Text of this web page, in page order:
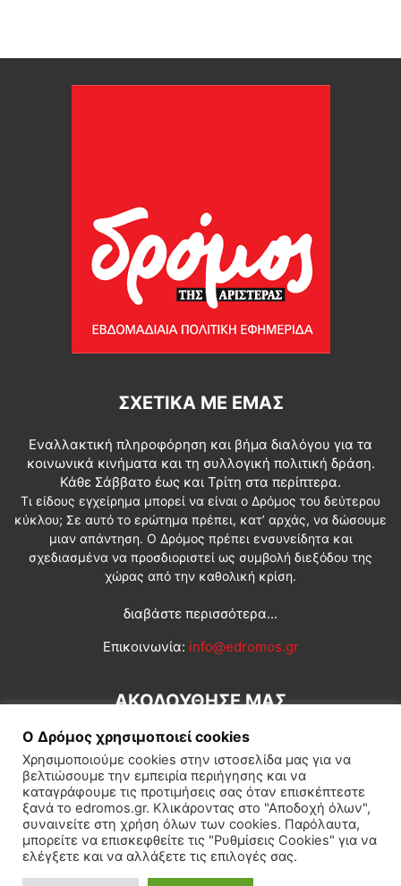
ΣΧΕΤΙΚΆ ΜΕ ΕΜΆΣ
Εναλλακτική πληροφόρηση και βήμα διαλόγου για τα
κοινωνικά κινήματα και τη συλλογική πολιτική δράση.
Κάθε Σάββατο έως και Τρίτη στα περίπτερα.
Τι είδους εγχείρημα μπορεί να είναι ο Δρόμος του δεύτερου
κύκλου; Σε αυτό το ερώτημα πρέπει, κατ’ αρχάς, να δώσουμε
μιαν απάντηση. Ο Δρόμος πρέπει ενσυνείδητα και
σχεδιασμένα να προσδιοριστεί ως συμβολή διεξόδου της
χώρας από την καθολική κρίση.
διαβάστε περισσότερα...
Επικοινωνία: info@edromos.gr
ΑΚΟΛΟΥΘΗΣΕ ΜΑΣ
Εγγραφή συνδρομητή Πολιτική Διεθνή Κοινωνία
Πολιτισμός Αφιερώματα
Ο Δρόμος χρησιμοποιεί cookies
Χρησιμοποιούμε cookies στην ιστοσελίδα μας για να
βελτιώσουμε την εμπειρία περιήγησης και να
καταγράφουμε τις προτιμήσεις σας όταν επισκέπτεστε
ξανά το edromos.gr. Κλικάροντας στο "Αποδοχή όλων",
συναινείτε στη χρήση όλων των cookies. Παρόλαυτα,
μπορείτε να επισκεφθείτε τις "Ρυθμίσεις Cookies" για να
ελέγξετε και να αλλάξετε τις επιλογές σας.